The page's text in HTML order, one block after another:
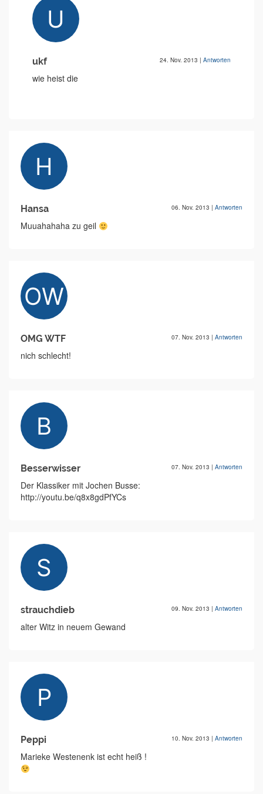
ukf 24. Nov. 2013 | Antworten
wie heist die
Hansa 06. Nov. 2013 | Antworten
Muuahahaha zu geil
OMG WTF 07. Nov. 2013 | Antworten
nich schlecht!
Besserwisser 07. Nov. 2013 | Antworten
Der Klassiker mit Jochen Busse:
http://youtu.be/q8x8gdPfYCs
strauchdieb 09. Nov. 2013 | Antworten
alter Witz in neuem Gewand
Peppi 10. Nov. 2013 | Antworten
Marieke Westenenk ist echt heiß !